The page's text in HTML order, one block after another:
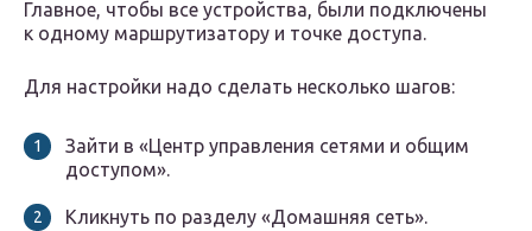
Главное, чтобы все устройства, были подключены
к одному маршрутизатору и точке доступа.
Для настройки надо сделать несколько шагов:
Зайти в «Центр управления сетями и общим
доступом».
Кликнуть по разделу «Домашняя сеть».